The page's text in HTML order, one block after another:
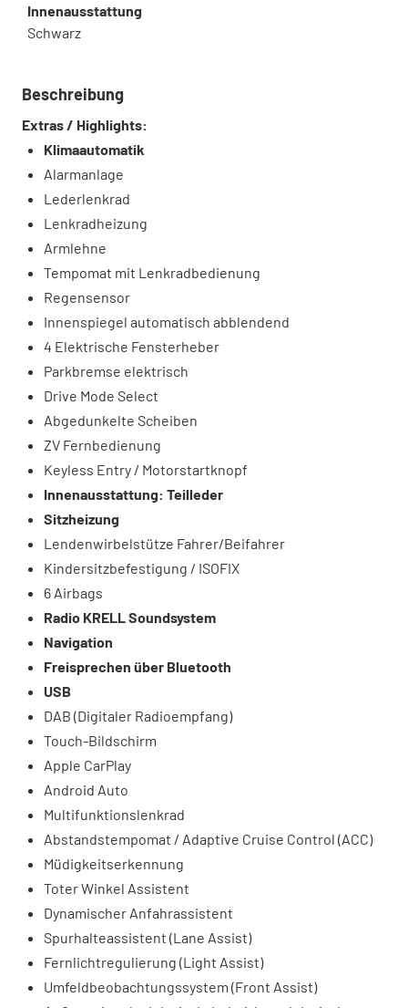
Innenausstattung
Schwarz
Beschreibung
Extras / Highlights:
Klimaautomatik
Alarmanlage
Lederlenkrad
Lenkradheizung
Armlehne
Tempomat mit Lenkradbedienung
Regensensor
Innenspiegel automatisch abblendend
4 Elektrische Fensterheber
Parkbremse elektrisch
Drive Mode Select
Abgedunkelte Scheiben
ZV Fernbedienung
Keyless Entry / Motorstartknopf
Innenausstattung: Teilleder
Sitzheizung
Lendenwirbelstütze Fahrer/Beifahrer
Kindersitzbefestigung / ISOFIX
6 Airbags
Radio KRELL Soundsystem
Navigation
Freisprechen über Bluetooth
USB
DAB (Digitaler Radioempfang)
Touch-Bildschirm
Apple CarPlay
Android Auto
Multifunktionslenkrad
Abstandstempomat / Adaptive Cruise Control (ACC)
Müdigkeitserkennung
Toter Winkel Assistent
Dynamischer Anfahrassistent
Spurhalteassistent (Lane Assist)
Fernlichtregulierung (Light Assist)
Umfeldbeobachtungssystem (Front Assist)